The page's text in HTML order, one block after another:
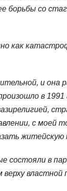
борьбы со
как
и
в 1991
с моей
житейскую
состояли в
верху